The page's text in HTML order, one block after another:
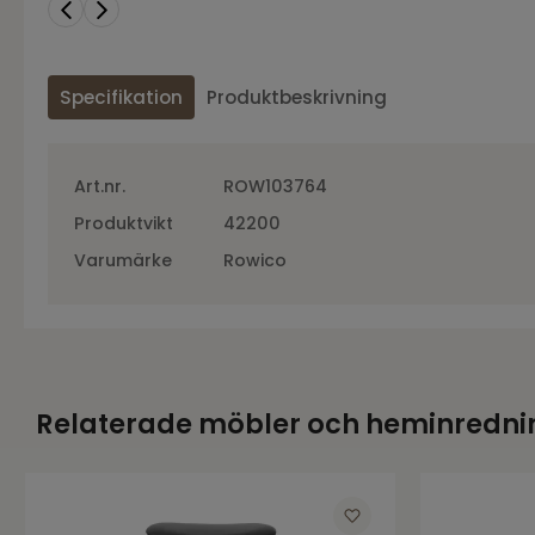
Specifikation
Art.nr.
ROW103764
Produktvikt
42200
Varumärke
Rowico
Produktbeskrivning
Relaterade möbler och